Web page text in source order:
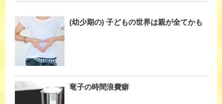
(幼少期の) 子どもの世界は親が全てかも
竜子の時間浪費癖